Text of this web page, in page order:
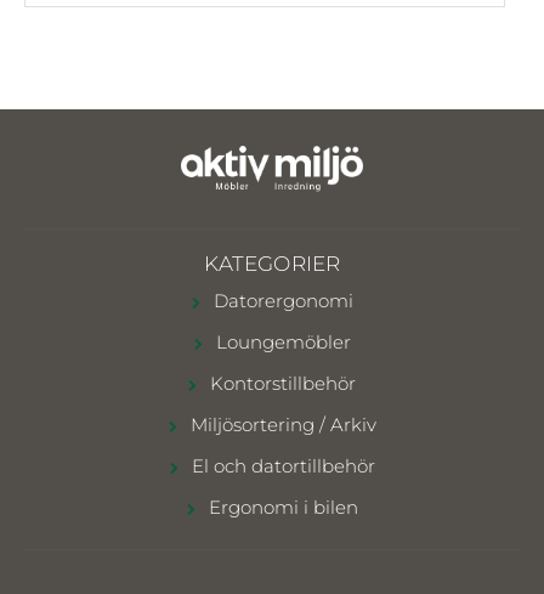
KATEGORIER
Datorergonomi
Loungemöbler
Kontorstillbehör
Miljösortering / Arkiv
El och datortillbehör
Ergonomi i bilen